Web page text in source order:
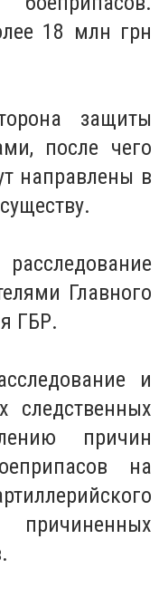
18 млн грн
защиты
после чего
направлены в
Главного
ГБР.
и
следственных
причин
на